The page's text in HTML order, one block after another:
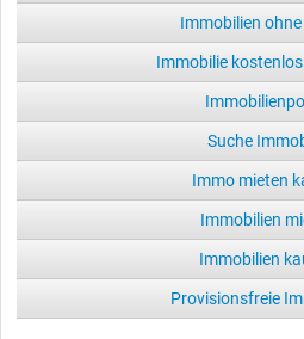
Immobilien
Immobilie
Suche
Immo mieten
Immobilien
Immobilien
Provisionsfreie